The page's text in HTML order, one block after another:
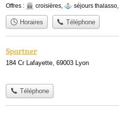
Offres : croisières, séjours thalasso,
Horaires Téléphone
Spartner
184 Cr Lafayette, 69003 Lyon
Téléphone